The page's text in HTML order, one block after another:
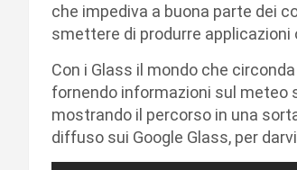
che impediva a buona parte dei
smettere di produrre
Con i Glass il mondo che
fornendo informazioni sul meteo
mostrando il percorso in una
diffuso sui Google Glass, per